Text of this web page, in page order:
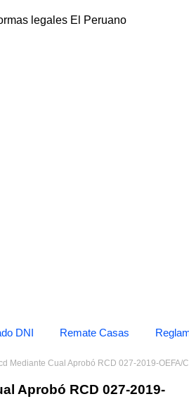
legales El Peruano
DNI Remate Casas
Mediante Cual Aprobó RCD 027-2019-OEFA/
Aprobó RCD 027-2019-